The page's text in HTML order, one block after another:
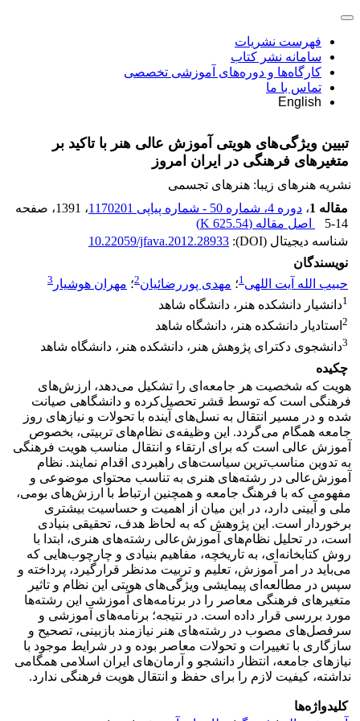
فهرست نشریات
سامانه نشر کتاب
کارگاه‌ها و دوره‌های آموزشی تخصصی
تماس با ما
English
تبیین ویژگی‌های هویتی آموزش عالی هنر با تاکید بر
متغیرهای فرهنگی در ایران امروز
نشریه هنرهای زیبا: هنرهای تجسمی
مقاله 1
، دوره 4، شماره 50 - شماره پیاپی 1170201 ، 1391
، صفحه
5-14
اصل مقاله (625.54 K
)
شناسه دیجیتال (DOI):
10.22059/jfava.2012.28933
نویسندگان
حبیب الله آیت اللهی1؛ مهدی پوررضائیان2؛ مهران هوشیار 3
1دانشیار دانشکده هنر، دانشگاه شاهد
2 استادیار دانشکده هنر، دانشگاه شاهد
3دانشجوی دکترای پژوهش هنر، دانشکده هنر، دانشگاه شاهد
چکیده
هویت که شخصیت هر جامعه‌ای را تشکیل می‌دهد، ارزش‌های
فرهنگی است که توسط قشر تحصیل‌کرده و دانشگاهی صیانت
شده و در مسیر انتقال به نسل‌های آینده با تحولات و نیازهای روز
جامعه همگام می‌گردد. این وظیفه‌ی نظام‌های تربیتی، بخصوص
آموزش عالی است که برای ارتقاء و انتقال مناسب هویت فرهنگی
به تدوین مناسب‌ترین سیاست‌های راهبردی اقدام نمایند. نظام
آموزش‌عالی در رشته‌های هنری به تناسب محتوای موضوعی و
مفهومی که با فرهنگ جامعه و همچنین ارتباط با ارزش‌های بومی،
ملی و آیینی دارد، در این میان از اهمیت و حساسیت بیشتری
برخوردار است. این پژوهش که به لحاظ هدف، تحقیقی بنیادی
است، در تحلیل نظام‌های آموزش‌عالی رشته‌های هنری، ابتدا با
روش کتابخانه‌ای، به تاریخچه‌، مفاهیم بنیادی و چارچوب‌هایی که
می‌باید در امر آموزش، تعلیم و تربیت مدنظر قرارگیرد، پرداخته و
سپس در مطالعه‌ای پیمایشی ویژگی‌های هویتی این نظام و تاثیر
متغیرهای فرهنگی معاصر را در برنامه‌های آموزشی این رشته‌ها
مورد بررسی قرار داده است. در نتیجه‌؛ برنامه‌های آموزشی و
سرفصل‌های مصوب در رشته‌های هنر نیازمند بازبینی، تصحیح و
سازگاری با تغییرات و تحولات معاصر بوده و در شرایط موجود با
نیازهای جامعه، انتظار دانشجو و آرمان‌های ایران اسلامی همگامی
نداشته، کیفیت لازم را برای حفظ و انتقال هویت فرهنگی ندارد.
کلیدواژه‌ها